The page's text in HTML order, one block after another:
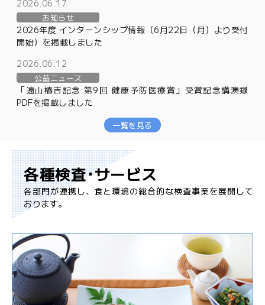
マ
ガ
ジ
2026.06.17
お知らせ
2026年度 インターンシップ情報（6月22日（月）より受付
開始）を掲載しました
2026.06.12
公益ニュース
「遠山椿吉記念 第9回 健康予防医療賞」受賞記念講演録
PDFを掲載しました
一覧を見る
各種検査･サービス
各部門が連携し、食と環境の総合的な検査事業を展開して
おります。